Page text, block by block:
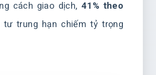
cách giao dịch, 41% theo
trung hạn chiếm tỷ trọng